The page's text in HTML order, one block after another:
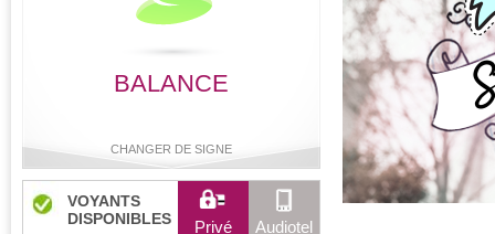
BALANCE
CHANGER DE SIGNE
VOYANTS
DISPONIBLES
Privé Audiotel